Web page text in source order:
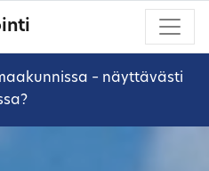
– näyttävästi